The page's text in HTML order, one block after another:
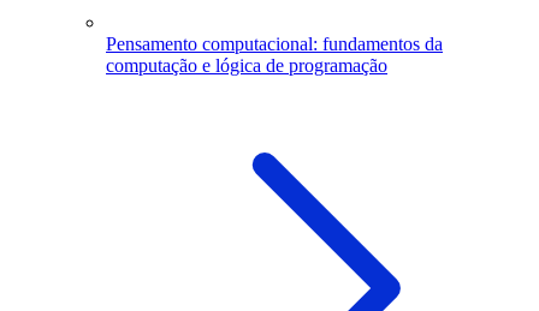
Pensamento computacional: fundamentos da
computação e lógica de programação